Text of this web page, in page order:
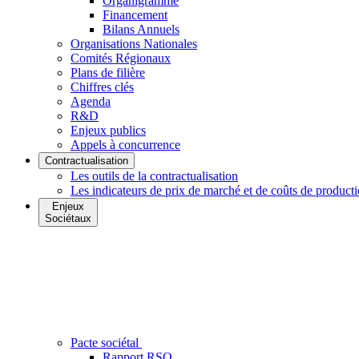
Financement
Bilans Annuels
Organisations Nationales
Comités Régionaux
Plans de filière
Chiffres clés
Agenda
R&D
Enjeux publics
Appels à concurrence
Contractualisation
Les outils de la contractualisation
Les indicateurs de prix de marché et de coûts de
Enjeux
Sociétaux
Pacte sociétal